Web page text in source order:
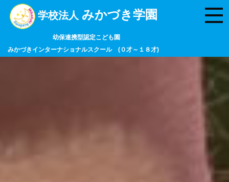
学校法人 みかづき学園
幼保連携型認定こども園
みかづきインターナショナルスクール (０才～１８才)